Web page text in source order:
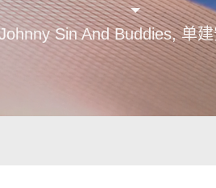
Sin And Buddies, 单